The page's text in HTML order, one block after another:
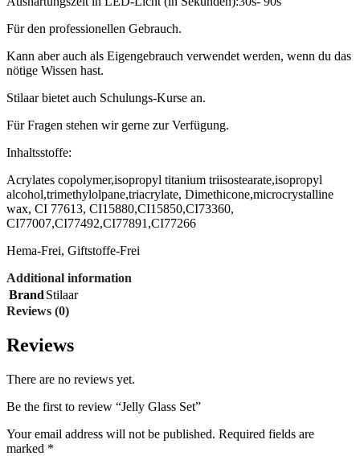
Für den professionellen Gebrauch.
Kann aber auch als Eigengebrauch verwendet werden, wenn du das
nötige Wissen hast.
Stilaar bietet auch Schulungs-Kurse an.
Für Fragen stehen wir gerne zur Verfügung.
Inhaltsstoffe:
Acrylates copolymer,isopropyl titanium triisostearate,isopropyl
alcohol,trimethylolpane,triacrylate, Dimethicone,microcrystalline
wax, CI 77613, CI15880,CI15850,CI73360,
CI77007,CI77492,CI77891,CI77266
Hema-Frei, Giftstoffe-Frei
Additional information
Brand Stilaar
Reviews (0)
Reviews
There are no reviews yet.
Be the first to review “Jelly Glass Set”
Your email address will not be published. Required fields are
marked *